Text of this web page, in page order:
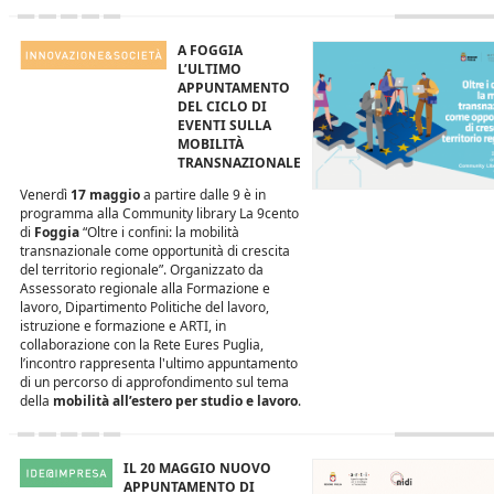
A FOGGIA
L’ULTIMO
APPUNTAMENTO
DEL CICLO DI
EVENTI SULLA
MOBILITÀ
TRANSNAZIONALE
Venerdì 17 maggioa partire dalle 9 è in
programma alla Community library La 9cento
di Foggia“Oltre i confini: la mobilità
transnazionale come opportunità di crescita
del territorio regionale”. Organizzato da
Assessorato regionale alla Formazione e
lavoro, Dipartimento Politiche del lavoro,
istruzione e formazione e ARTI, in
collaborazione con la Rete Eures Puglia,
l’incontro rappresenta l'ultimo appuntamento
di un percorso di approfondimento sul tema
della mobilità all’estero per studio e lavoro.
IL 20 MAGGIO NUOVO
APPUNTAMENTO DI